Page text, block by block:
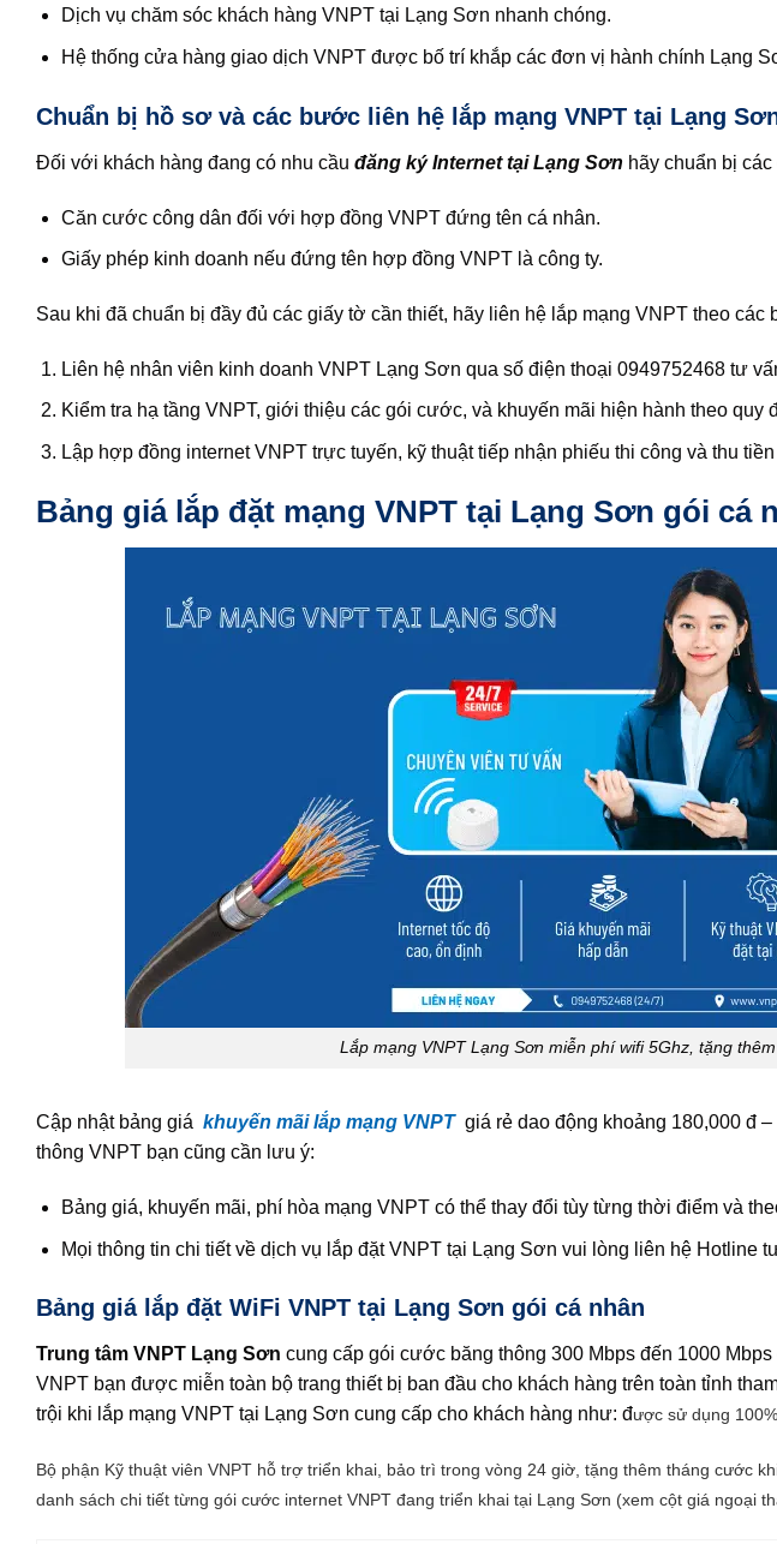
Dịch vụ chăm sóc khách hàng VNPT tại Lạng Sơn nhanh chóng.
Hệ thống cửa hàng giao dịch VNPT được bố trí khắp các đơn vị hành chính Lạng
Chuẩn bị hồ sơ và các bước liên hệ lắp mạng VNPT tại Lạng
Đối với khách hàng đang có nhu cầu đăng ký Internet tại Lạng Sơn hãy chuẩn bị
Căn cước công dân đối với hợp đồng VNPT đứng tên cá nhân.
Giấy phép kinh doanh nếu đứng tên hợp đồng VNPT là công ty.
Sau khi đã chuẩn bị đầy đủ các giấy tờ cần thiết, hãy liên hệ lắp mạng VNPT theo các
Liên hệ nhân viên kinh doanh VNPT Lạng Sơn qua số điện thoại 0949752468 tư
Kiểm tra hạ tầng VNPT, giới thiệu các gói cước, và khuyến mãi hiện hành theo quy
Lập hợp đồng internet VNPT trực tuyến, kỹ thuật tiếp nhận phiếu thi công và thu
Bảng giá lắp đặt mạng VNPT tại Lạng Sơn gói cá
Lắp mạng VNPT Lạng Sơn miễn phí wifi 5Ghz, tặng
Cập nhật bảng giá khuyến mãi lắp mạng VNPT giá rẻ dao động khoảng 180,000 đ
thông VNPT bạn cũng cần lưu ý:
Bảng giá, khuyến mãi, phí hòa mạng VNPT có thể thay đổi tùy từng thời điểm và
Mọi thông tin chi tiết về dịch vụ lắp đặt VNPT tại Lạng Sơn vui lòng liên hệ Hotline
Bảng giá lắp đặt WiFi VNPT tại Lạng Sơn gói cá nhân
Trung tâm VNPT Lạng Sơn cung cấp gói cước băng thông 300 Mbps đến 1000
VNPT bạn được miễn toàn bộ trang thiết bị ban đầu cho khách hàng trên toàn tỉnh
trội khi lắp mạng VNPT tại Lạng Sơn cung cấp cho khách hàng như: được sử dụng
Bộ phận Kỹ thuật viên VNPT hỗ trợ triển khai, bảo trì trong vòng 24 giờ, tặng thêm tháng cước
danh sách chi tiết từng gói cước internet VNPT đang triển khai tại Lạng Sơn (xem cột giá ngoại